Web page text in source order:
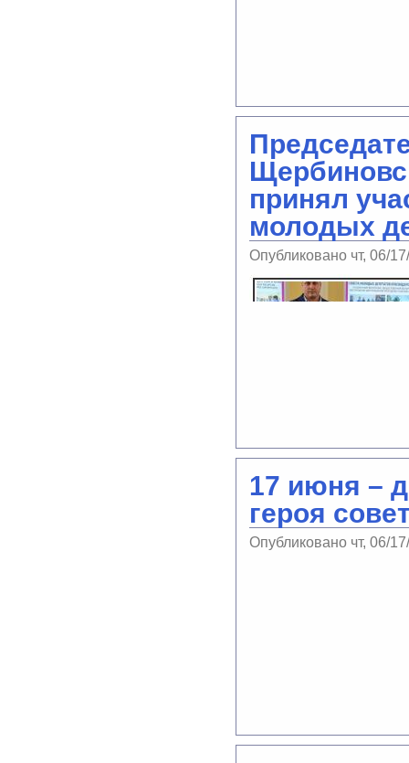
принял
молодых
Опубликовано чт, 06/
17 июня –
героя
Опубликовано чт, 06/